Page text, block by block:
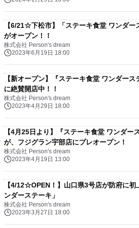
【6/21☆下松市】「ステーキ食堂 ワンダー
がオープン！！
株式会社 Person's dream
2023年6月19日 18:00
【新オープン】『ステーキ食堂 ワンダー
に絶賛開店中！！
株式会社 Person's dream
2023年4月29日 18:00
【4月25日より】『ステーキ食堂 ワンダー
が、フジグラン宇部店にプレオープン！
株式会社 Person's dream
2023年4月19日 13:00
【4/12☆OPEN！】山口県3号店が防府に
ンダーステーキ」
株式会社 Person's dream
2023年3月27日 18:00